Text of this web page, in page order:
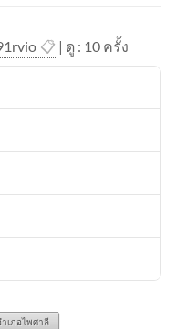
📋 | ดู : 10 ครั้ง
ำเภอไพศาลี